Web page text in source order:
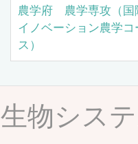
農学府 農学専攻（国
イノベーション農学コ
ス）
生物シス